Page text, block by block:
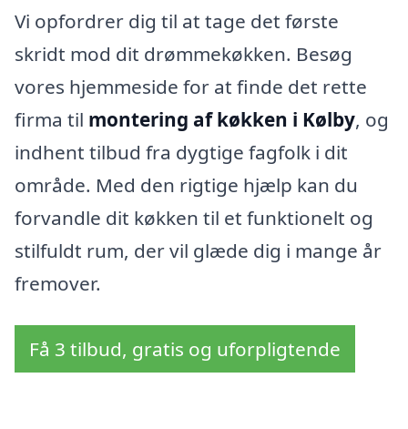
Vi opfordrer dig til at tage det første
skridt mod dit drømmekøkken. Besøg
vores hjemmeside for at finde det rette
firma til montering af køkken i Kølby, og
indhent tilbud fra dygtige fagfolk i dit
område. Med den rigtige hjælp kan du
forvandle dit køkken til et funktionelt og
stilfuldt rum, der vil glæde dig i mange år
fremover.
Få 3 tilbud, gratis og uforpligtende